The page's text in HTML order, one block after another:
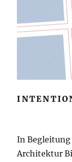
In
Architektur